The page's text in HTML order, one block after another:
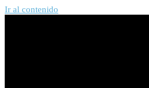
Ir al contenido